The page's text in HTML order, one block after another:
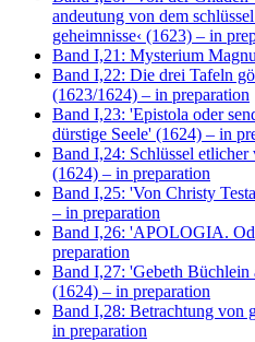
andeutung von dem
geheimnisse‹ (1623) – in
Band I,21: Mysterium
Band I,22: Die drei Tafeln
(1623/1624) – in preparation
Band I,23: 'Epistola oder
dürstige Seele' (1624) – in
Band I,24: Schlüssel
(1624) – in preparation
Band I,25: 'Von Christy
– in preparation
Band I,26: 'APOLOGIA.
preparation
Band I,27: 'Gebeth
(1624) – in preparation
Band I,28: Betrachtung von
in preparation